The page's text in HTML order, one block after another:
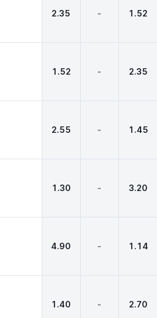
2.35 - 1.52
1.52 - 2.35
2.55 - 1.45
1.30 - 3.20
4.90 - 1.14
1.40 - 2.70